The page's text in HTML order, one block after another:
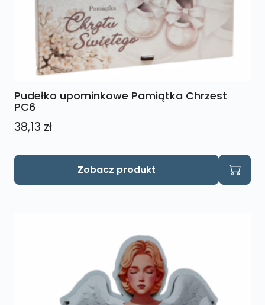
Pudełko upominkowe Pamiątka Chrzest
PC6
38,13 zł
Zobacz produkt
Ten